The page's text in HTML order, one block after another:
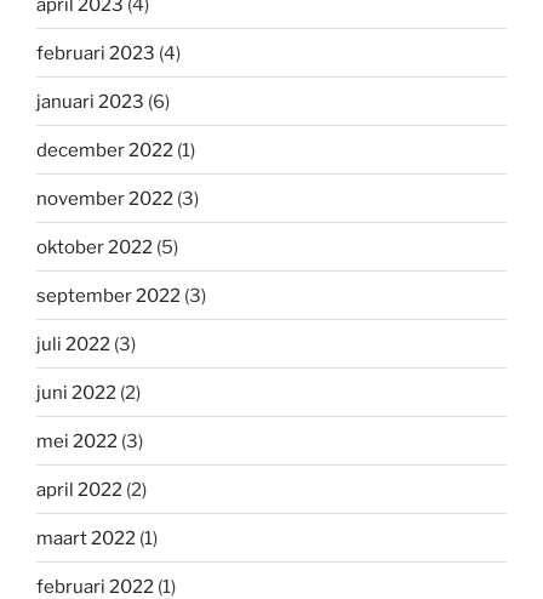
april 2023 (4)
februari 2023 (4)
januari 2023 (6)
december 2022 (1)
november 2022 (3)
oktober 2022 (5)
september 2022 (3)
juli 2022 (3)
juni 2022 (2)
mei 2022 (3)
april 2022 (2)
maart 2022 (1)
februari 2022 (1)